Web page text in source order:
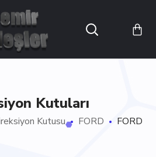
Kutuları
Kutusu FORD
FORD